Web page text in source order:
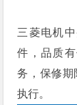
三菱电机
件，品质
务，保修期
执行。